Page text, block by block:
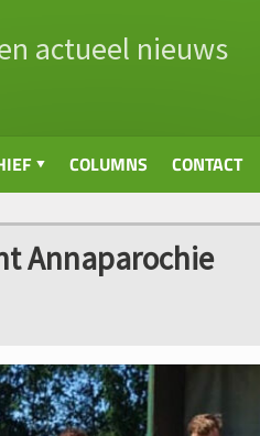
actueel nieuws
COLUMNS CONTACT
Annaparochie